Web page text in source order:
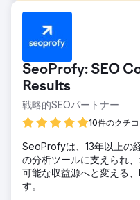
LifeClubAppは、医療とい
において、ゼロからオー
目指しました。ブログ開
ィックはゼロ、ドメイン
で上位表示されるコンテ
ブランド認知度を高め、
を生み出し、健康関連コ
なることでした。
ソリューション
LifeClubAppでは、SEO、
最適化を包括的に設計し
ロングテールキーワード
SeoProfy: SEO
Results
戦略的SEOパートナー
10件のクチコ
SeoProfyは、13年以上の
の分析ツールに支えられ
可能な収益源へと変える
す。